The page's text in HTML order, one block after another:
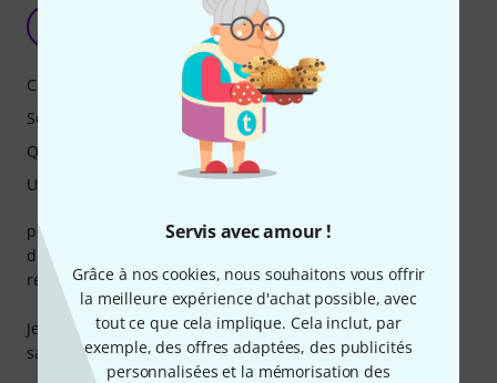
Servis avec amour !
Grâce à nos cookies, nous souhaitons vous offrir
la meilleure expérience d'achat possible, avec
tout ce que cela implique. Cela inclut, par
exemple, des offres adaptées, des publicités
personnalisées et la mémorisation des
polyvalence et qualité
Jean-Noël 28.10.2012
pédale assez polyvalente, plusieurs types de distorsion
disponibles. Les simulations sont assez fidèles et les
réglages sont effectifs, les potards ne font pas décoration.
Je l'utilise depuis un peu plus d'une semaine, j'en suis
satisfait !
Caractéristiques
Son
Qualité de fabrication
Utilisation